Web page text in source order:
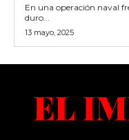
En una operación naval
duro...
13 mayo, 2025